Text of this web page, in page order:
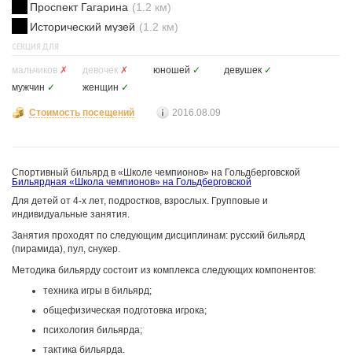
Проспект Гагарина (1.2 км)
Исторический музей (1.2 км)
СЕКЦИЯ ДЛЯ
мальчиков ✗ девочек ✗ юношей ✓ девушек ✓
мужчин ✓ женщин ✓
Стоимость посещений 2016.08.09
Спортивный бильярд в «Школе чемпионов» на Гольдберговской
Бильярдная «Школа чемпионов» на Гольдберговской
Для детей от 4-х лет, подростков, взрослых. Групповые и
индивидуальные занятия.
Занятия проходят по следующим дисциплинам: русский бильярд
(пирамида), пул, снукер.
Методика бильярду состоит из комплекса следующих компонентов:
техника игры в бильярд;
общефизическая подготовка игрока;
психология бильярда;
тактика бильярда.